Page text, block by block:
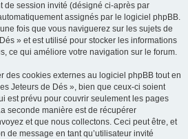
de session invité (désigné ci-après par
assignés par le logiciel phpBB.
fois que vous naviguerez sur les sujets de
» et est utilisé pour stocker les informations
ce qui améliore votre navigation sur le forum.
des cookies externes au logiciel phpBB tout en
Jeteurs de Dés », bien que ceux-ci soient
est prévu pour couvrir seulement les pages
seconde manière est de récupérer
et que nous collectons. Ceci peut être, et
de message en tant qu’utilisateur invité